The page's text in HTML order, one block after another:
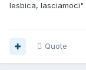
lesbica, lasciamoci"
Quote